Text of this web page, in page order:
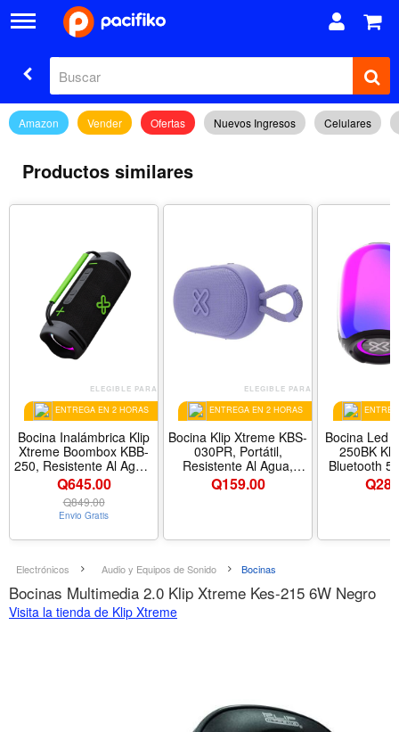
Amazon Vender Ofertas Nuevos Ingresos Celulares
Productos similares
ELEGIBLE PARA
ENTREGA EN 2 HORAS
Bocina Inalámbrica Klip
Xtreme Boombox KBB-
250, Resistente Al Agua,
Color Negro
Q645.00
Q849.00
Envio Gratis
ELEGIBLE PARA
ENTREGA EN 2 HORAS
Bocina Klip Xtreme KBS-
030PR, Portátil,
Resistente Al Agua,
Color Morado
Q159.00
Bocina Led
250BK
Bluetooth
De 12
Q
Electrónicos Audio y Equipos de Sonido Bocinas
Bocinas Multimedia 2.0 Klip Xtreme Kes-215 6W Negro
Visita la tienda de Klip Xtreme